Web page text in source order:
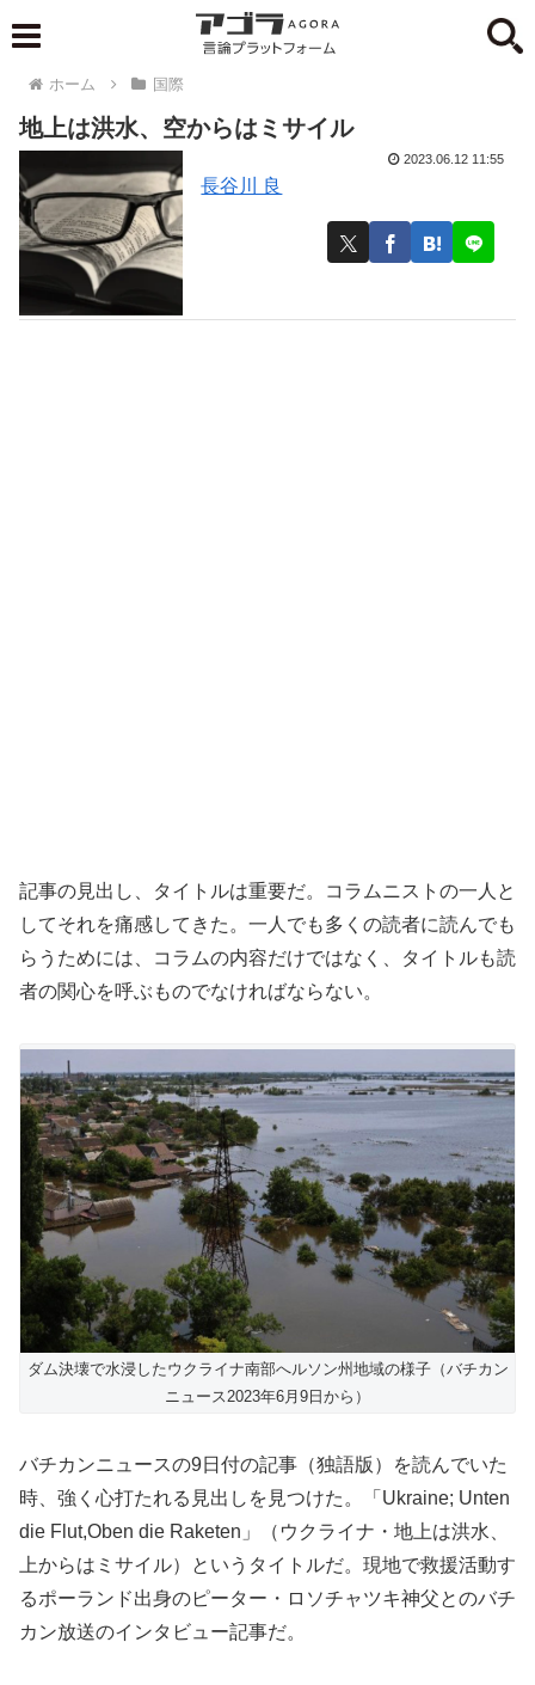
ホーム 国際
地上は洪水、空からはミサイル
長谷川 良
2023.06.12 11:55
記事の見出し、タイトルは重要だ。コラムニストの一人と
してそれを痛感してきた。一人でも多くの読者に読んでも
らうためには、コラムの内容だけではなく、タイトルも読
者の関心を呼ぶものでなければならない。
ダム決壊で水浸したウクライナ南部へルソン州地域の様子（バチカン
ニュース2023年6月9日から）
バチカンニュースの9日付の記事（独語版）を読んでいた
時、強く心打たれる見出しを見つけた。「Ukraine; Unten
die Flut,Oben die Raketen」（ウクライナ・地上は洪水、
上からはミサイル）というタイトルだ。現地で救援活動す
るポーランド出身のピーター・ロソチャツキ神父とのバチ
カン放送のインタビュー記事だ。